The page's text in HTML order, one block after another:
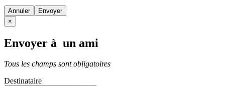
Annuler
×
Envoyer à un ami
Tous les champs sont obligatoires
Destinataire